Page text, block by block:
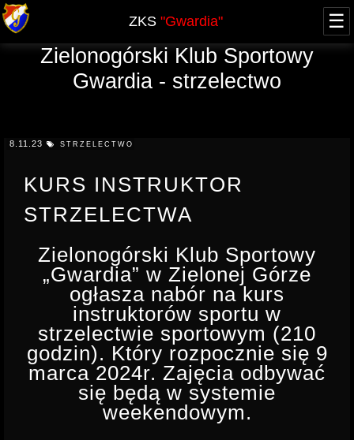
ZKS"Gwardia" ☰
JUBILEUSZ 60-lecia
XXV FOOM 2019
ARCHIWUM
PRZYSTĄPIENIE
REGULAMIN
POZWOLENIE NA BROŃ
KOMUNIKATY
KURSY
TERMINY KURSÓW, UPRAWNIENIA
KWALIFIKOWANY PRACOWNIK OCHRONY
DOSKONALĄCY PRACOWNIKA OCHRONY
KURS DETEKTYWA
PROWADZĄCY STRZELANIE
INSTRUKTOR STRZELECTWA
RODO
Zielonogórski Klub Sportowy
Gwardia - strzelectwo
KURS INSTRUKTOR
STRZELECTWA
8.11.23 STRZELECTWO
Zielonogórski Klub Sportowy
„Gwardia” w Zielonej Górze
ogłasza nabór na kurs
instruktorów sportu w
strzelectwie sportowym (210
godzin). Który rozpocznie się 9
marca 2024r. Zajęcia odbywać
się będą w systemie
weekendowym.